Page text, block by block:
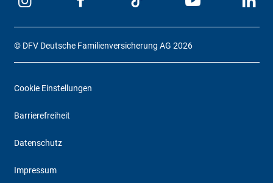
© DFV Deutsche Familienversicherung AG 2026
Cookie Einstellungen
Barrierefreiheit
Datenschutz
Impressum